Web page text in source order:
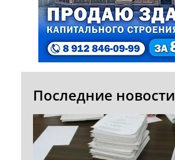
Последние новости